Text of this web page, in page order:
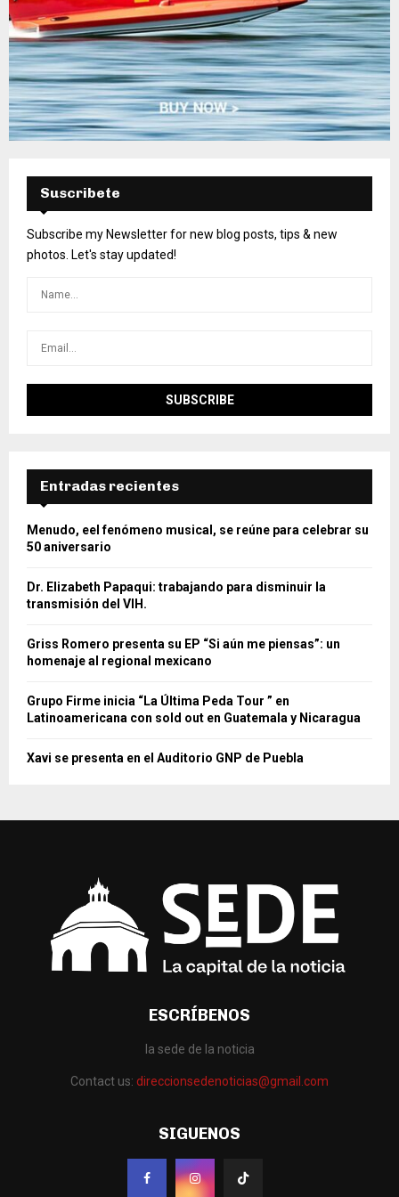
Suscribete
Subscribe my Newsletter for new blog posts, tips & new
photos. Let's stay updated!
Entradas recientes
Menudo, eel fenómeno musical, se reúne para celebrar su
50 aniversario
Dr. Elizabeth Papaqui: trabajando para disminuir la
transmisión del VIH.
Griss Romero presenta su EP “Si aún me piensas”: un
homenaje al regional mexicano
Grupo Firme inicia “La Última Peda Tour ” en
Latinoamericana con sold out en Guatemala y Nicaragua
Xavi se presenta en el Auditorio GNP de Puebla
ESCRÍBENOS
la sede de la noticia
Contact us: direccionsedenoticias@gmail.com
SIGUENOS